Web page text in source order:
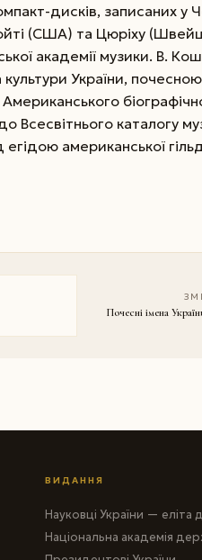
дисків, записаних у
(США) та Цюріху
академії музики. В.
України,
каталогу
американської
Почесні імена
ВИДАННЯ
Науковці України — еліта
Національна академія